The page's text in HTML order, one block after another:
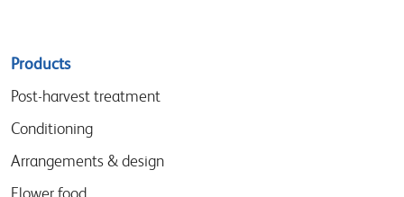
Sitemap
menu
Products
Post-harvest treatment
Conditioning
Arrangements & design
Flower food